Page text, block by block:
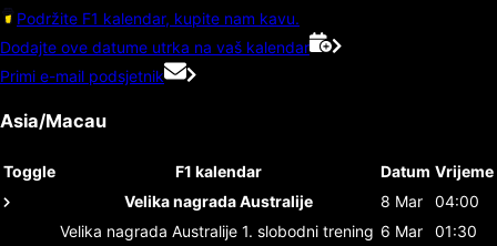
Podržite F1 kalendar, kupite nam kavu.
Dodajte ove datume utrka na vaš kalendar
Primi e-mail podsjetnik
Asia/Macau
Toggle F1 kalendar Datum Vrijeme
Velika nagrada Australije
8 Mar
04:00
Velika nagrada Australije 1. slobodni trening 6 Mar
01:30